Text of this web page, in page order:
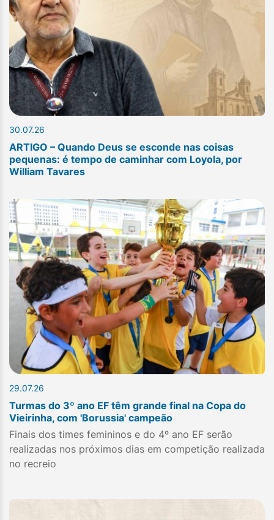
30.07.26
ARTIGO – Quando Deus se esconde nas coisas
pequenas: é tempo de caminhar com Loyola, por
William Tavares
29.07.26
Turmas do 3º ano EF têm grande final na Copa do
Vieirinha, com 'Borussia' campeão
Finais dos times femininos e do 4º ano EF serão
realizadas nos próximos dias em competição realizada
no recreio